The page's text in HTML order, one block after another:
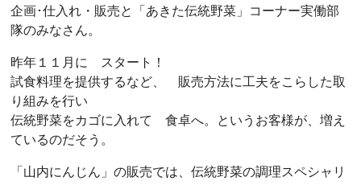
企画･仕入れ・販売と「あきた伝統野菜」コーナー実働部
隊のみなさん。
昨年１１月に スタート！
試食料理を提供するなど、 販売方法に工夫をこらした取
り組みを行い
伝統野菜をカゴに入れて 食卓へ。というお客様が、増え
ているのだそう。
「山内にんじん」の販売では、伝統野菜の調理スペシャリ